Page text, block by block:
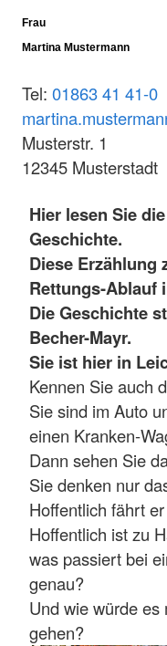
Frau
Martina Mustermann
Tel: 01863 41 41-0
Musterstr. 1
12345 Musterstadt
Hier lesen Sie
Geschichte.
Diese Erzählung
Rettungs-Ablauf
Die Geschichte
Becher-Mayr.
Sie ist hier in
Kennen Sie auch
Sie sind im Auto
einen Kranken-
Dann sehen Sie
Sie denken nur
Hoffentlich fährt
Hoffentlich ist zu
was passiert bei
genau?
Und wie würde es
gehen?